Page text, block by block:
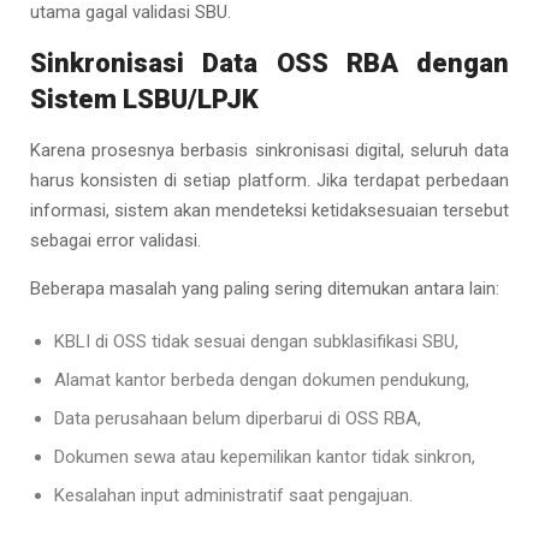
utama gagal validasi SBU.
Sinkronisasi Data OSS RBA dengan
Sistem LSBU/LPJK
Karena prosesnya berbasis sinkronisasi digital, seluruh data
harus konsisten di setiap platform. Jika terdapat perbedaan
informasi, sistem akan mendeteksi ketidaksesuaian tersebut
sebagai error validasi.
Beberapa masalah yang paling sering ditemukan antara lain:
KBLI di OSS tidak sesuai dengan subklasifikasi SBU,
Alamat kantor berbeda dengan dokumen pendukung,
Data perusahaan belum diperbarui di OSS RBA,
Dokumen sewa atau kepemilikan kantor tidak sinkron,
Kesalahan input administratif saat pengajuan.